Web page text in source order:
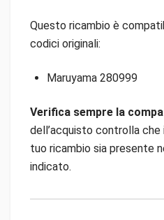
Questo ricambio è
codici originali:
Maruyama 280999
Verifica sempre la
dell’acquisto controlla
tuo ricambio sia presente
indicato.